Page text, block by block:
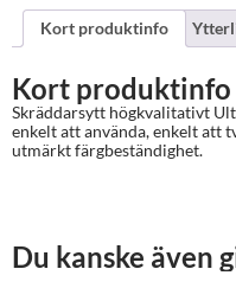
Kort produktinfo
Kort produktinfo
Skräddarsytt högkvalitativt
enkelt att använda, enkelt att
utmärkt färgbeständighet.
Du kanske även